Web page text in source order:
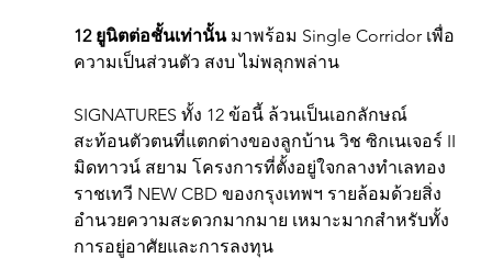
12 ยูนิตต่อชั้นเท่านั้น มาพร้อม Single Corridor เพื่อ
ความเป็นส่วนตัว สงบ ไม่พลุกพล่าน
SIGNATURES ทั้ง 12 ข้อนี้ ล้วนเป็นเอกลักษณ์
สะท้อนตัวตนที่แตกต่างของลูกบ้าน วิช ซิกเนเจอร์ II
มิดทาวน์ สยาม โครงการที่ตั้งอยู่ใจกลางทำเลทอง
ราชเทวี NEW CBD ของกรุงเทพฯ รายล้อมด้วยสิ่ง
อำนวยความสะดวกมากมาย เหมาะมากสำหรับทั้ง
การอยู่อาศัยและการลงทุน